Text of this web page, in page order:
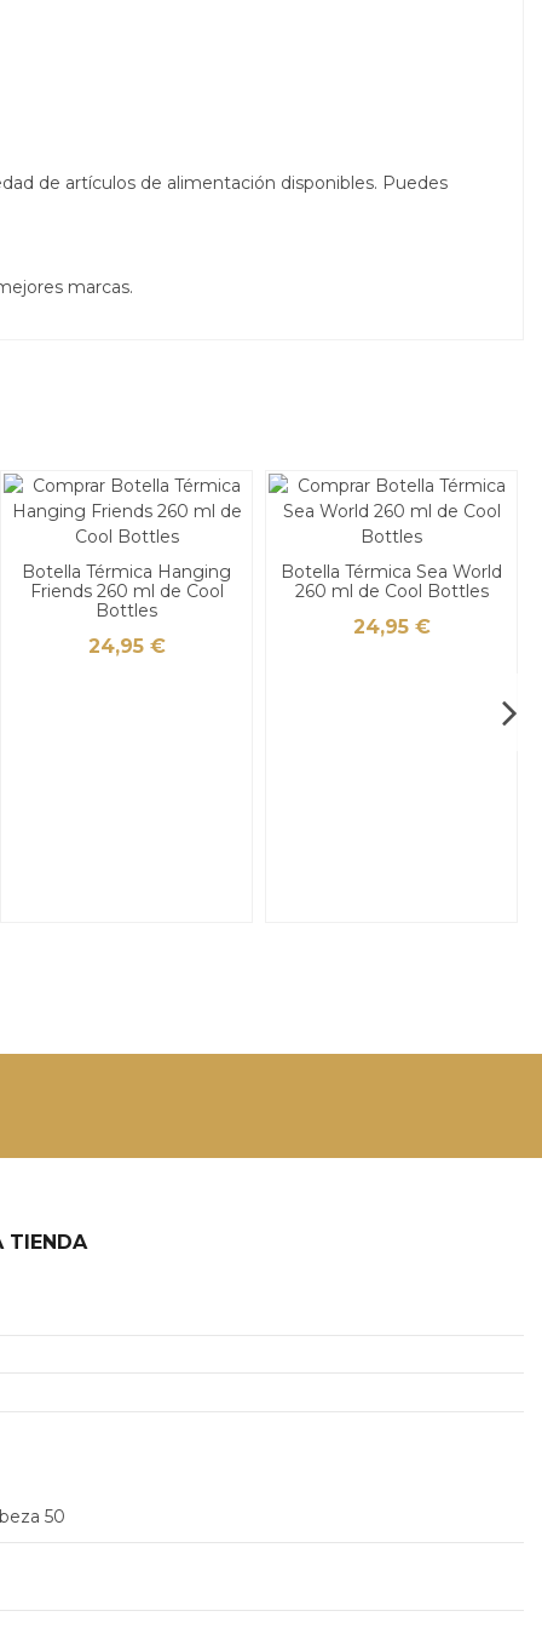
de artículos de alimentación disponibles. Puedes
marcas.
Botella Térmica Hanging
Friends 260 ml de Cool
Bottles
24,95 €
Botella Térmica Sea World
260 ml de Cool Bottles
24,95 €
TIENDA
50